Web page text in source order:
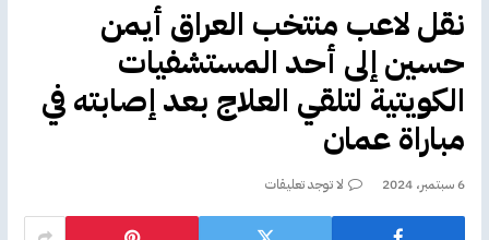
نقل لاعب منتخب ‎العراق ‎أيمن
حسين إلى أحد المستشفيات
الكويتية لتلقي العلاج بعد إصابته في
مباراة عمان
6 سبتمبر، 2024 لا توجد تعليقات